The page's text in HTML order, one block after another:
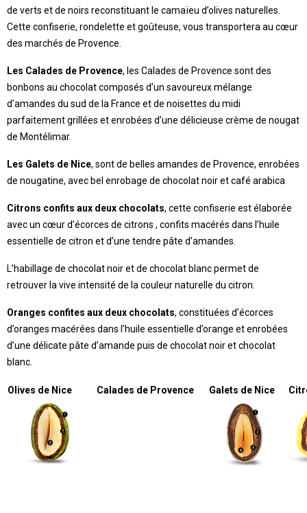
de verts et de noirs reconstituant le camaïeu d’olives naturelles.
Cette confiserie, rondelette et goûteuse, vous transportera au cœur
des marchés de Provence.
Les Calades de Provence, les Calades de Provence sont des
bonbons au chocolat composés d’un savoureux mélange
d’amandes du sud de la France et de noisettes du midi
parfaitement grillées et enrobées d’une délicieuse crème de nougat
de Montélimar.
Les Galets de Nice, sont de belles amandes de Provence, enrobées
de nougatine, avec bel enrobage de chocolat noir et café arabica
Citrons confits aux deux chocolats, cette confiserie est élaborée
avec un cœur d’écorces de citrons , confits macérés dans l’huile
essentielle de citron et d’une tendre pâte d’amandes.
L’habillage de chocolat noir et de chocolat blanc permet de
retrouver la vive intensité de la couleur naturelle du citron.
Oranges confites aux deux chocolats, constituées d’écorces
d’oranges macérées dans l’huile essentielle d’orange et enrobées
d’une délicate pâte d’amande puis de chocolat noir et chocolat
blanc.
Olives de Nice Calades de Provence Galets de Nice